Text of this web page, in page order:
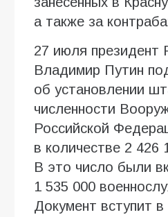
а также за
27 июля президент
Владимир Путин
об установлении
численности
Российской
в количестве 2 426
В это число были
1 535 000
Документ вступит в